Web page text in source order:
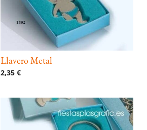
Llavero Metal
2,35 €